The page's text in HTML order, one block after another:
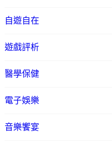
自遊自在
遊戲評析
醫學保健
電子娛樂
音樂饗宴